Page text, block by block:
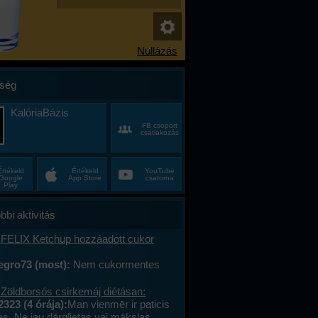
KalóriaBázis
FB csoport
csatlakozás
Play
Értékeld
App Store
YouTube
csatorna
aktivitás
Ketchup hozzáadott cukor
(most): Nem cukormentes
csirkemáj diétásan:
(4 órája):Man vienmēr ir paticis